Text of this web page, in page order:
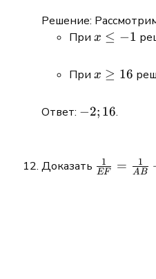
Решение:
При x
-1
x ≤ −1
При x
x ≥ 16
Ответ: -2;16
−2; 16.
Доказать \frac{1}
EF
1 = AB
1